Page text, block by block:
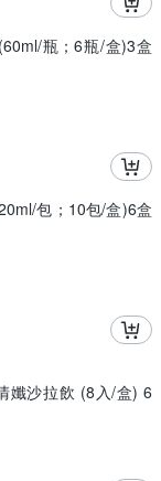
瓶；6瓶/盒)3盒
包；10包/盒)6盒
孅沙拉飲 (8入/盒) 6